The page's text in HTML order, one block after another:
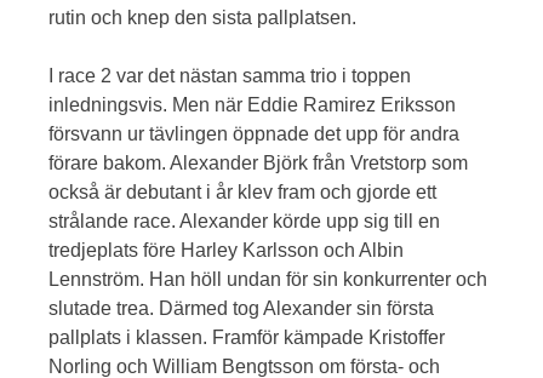
rutin och knep den sista pallplatsen.
I race 2 var det nästan samma trio i toppen
inledningsvis. Men när Eddie Ramirez Eriksson
försvann ur tävlingen öppnade det upp för andra
förare bakom. Alexander Björk från Vretstorp som
också är debutant i år klev fram och gjorde ett
strålande race. Alexander körde upp sig till en
tredjeplats före Harley Karlsson och Albin
Lennström. Han höll undan för sin konkurrenter och
slutade trea. Därmed tog Alexander sin första
pallplats i klassen. Framför kämpade Kristoffer
Norling och William Bengtsson om första- och